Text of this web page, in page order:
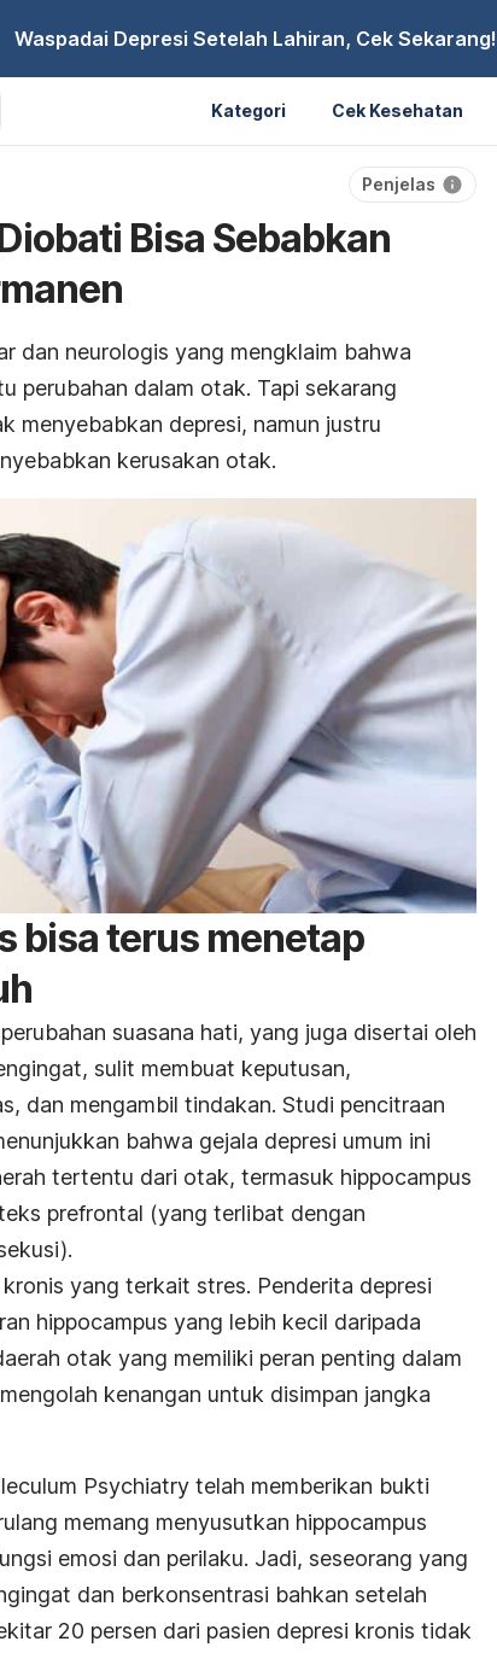
Waspadai Depresi Setelah Lahiran, Cek Sekarang!
Kategori Cek Kesehatan
Penjelas
Bisa Sebabkan
dan neurologis yang mengklaim bahwa
perubahan dalam otak. Tapi sekarang
menyebabkan depresi, namun justru
kerusakan otak.
bisa terus menetap
suasana hati, yang juga disertai oleh
sulit membuat keputusan,
dan mengambil tindakan. Studi pencitraan
bahwa gejala depresi umum ini
tertentu dari otak, termasuk hippocampus
prefrontal (yang terlibat dengan
yang terkait stres. Penderita depresi
hippocampus yang lebih kecil daripada
otak yang memiliki peran penting dalam
kenangan untuk disimpan jangka
Psychiatry telah memberikan bukti
memang menyusutkan hippocampus
emosi dan perilaku. Jadi, seseorang yang
dan berkonsentrasi bahkan setelah
20 persen dari pasien depresi kronis tidak